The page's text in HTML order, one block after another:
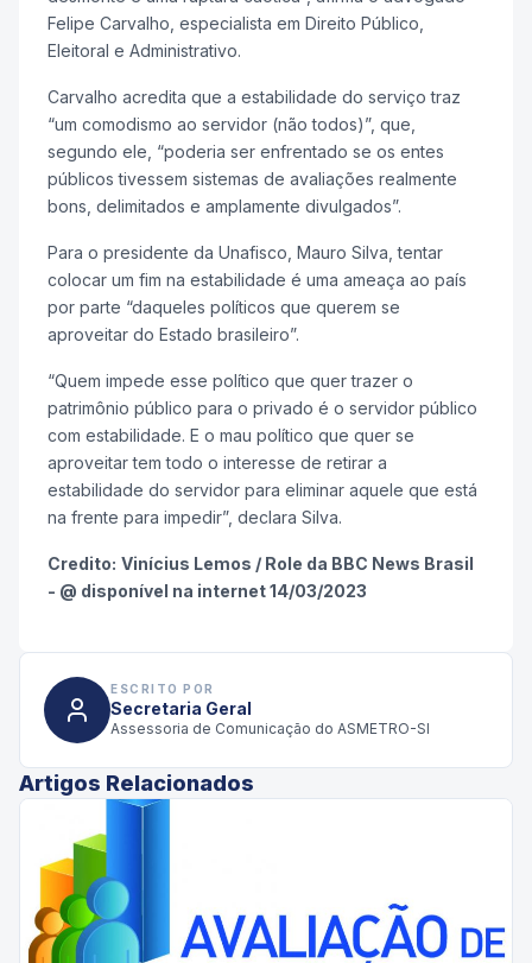
Felipe Carvalho, especialista em Direito Público,
Eleitoral e Administrativo.
Carvalho acredita que a estabilidade do serviço traz
“um comodismo ao servidor (não todos)”, que,
segundo ele, “poderia ser enfrentado se os entes
públicos tivessem sistemas de avaliações realmente
bons, delimitados e amplamente divulgados”.
Para o presidente da Unafisco, Mauro Silva, tentar
colocar um fim na estabilidade é uma ameaça ao país
por parte “daqueles políticos que querem se
aproveitar do Estado brasileiro”.
“Quem impede esse político que quer trazer o
patrimônio público para o privado é o servidor público
com estabilidade. E o mau político que quer se
aproveitar tem todo o interesse de retirar a
estabilidade do servidor para eliminar aquele que está
na frente para impedir”, declara Silva.
Credito: Vinícius Lemos / Role da BBC News Brasil
- @ disponível na internet 14/03/2023
ESCRITO POR
Secretaria Geral
Assessoria de Comunicação do ASMETRO-SI
Artigos Relacionados